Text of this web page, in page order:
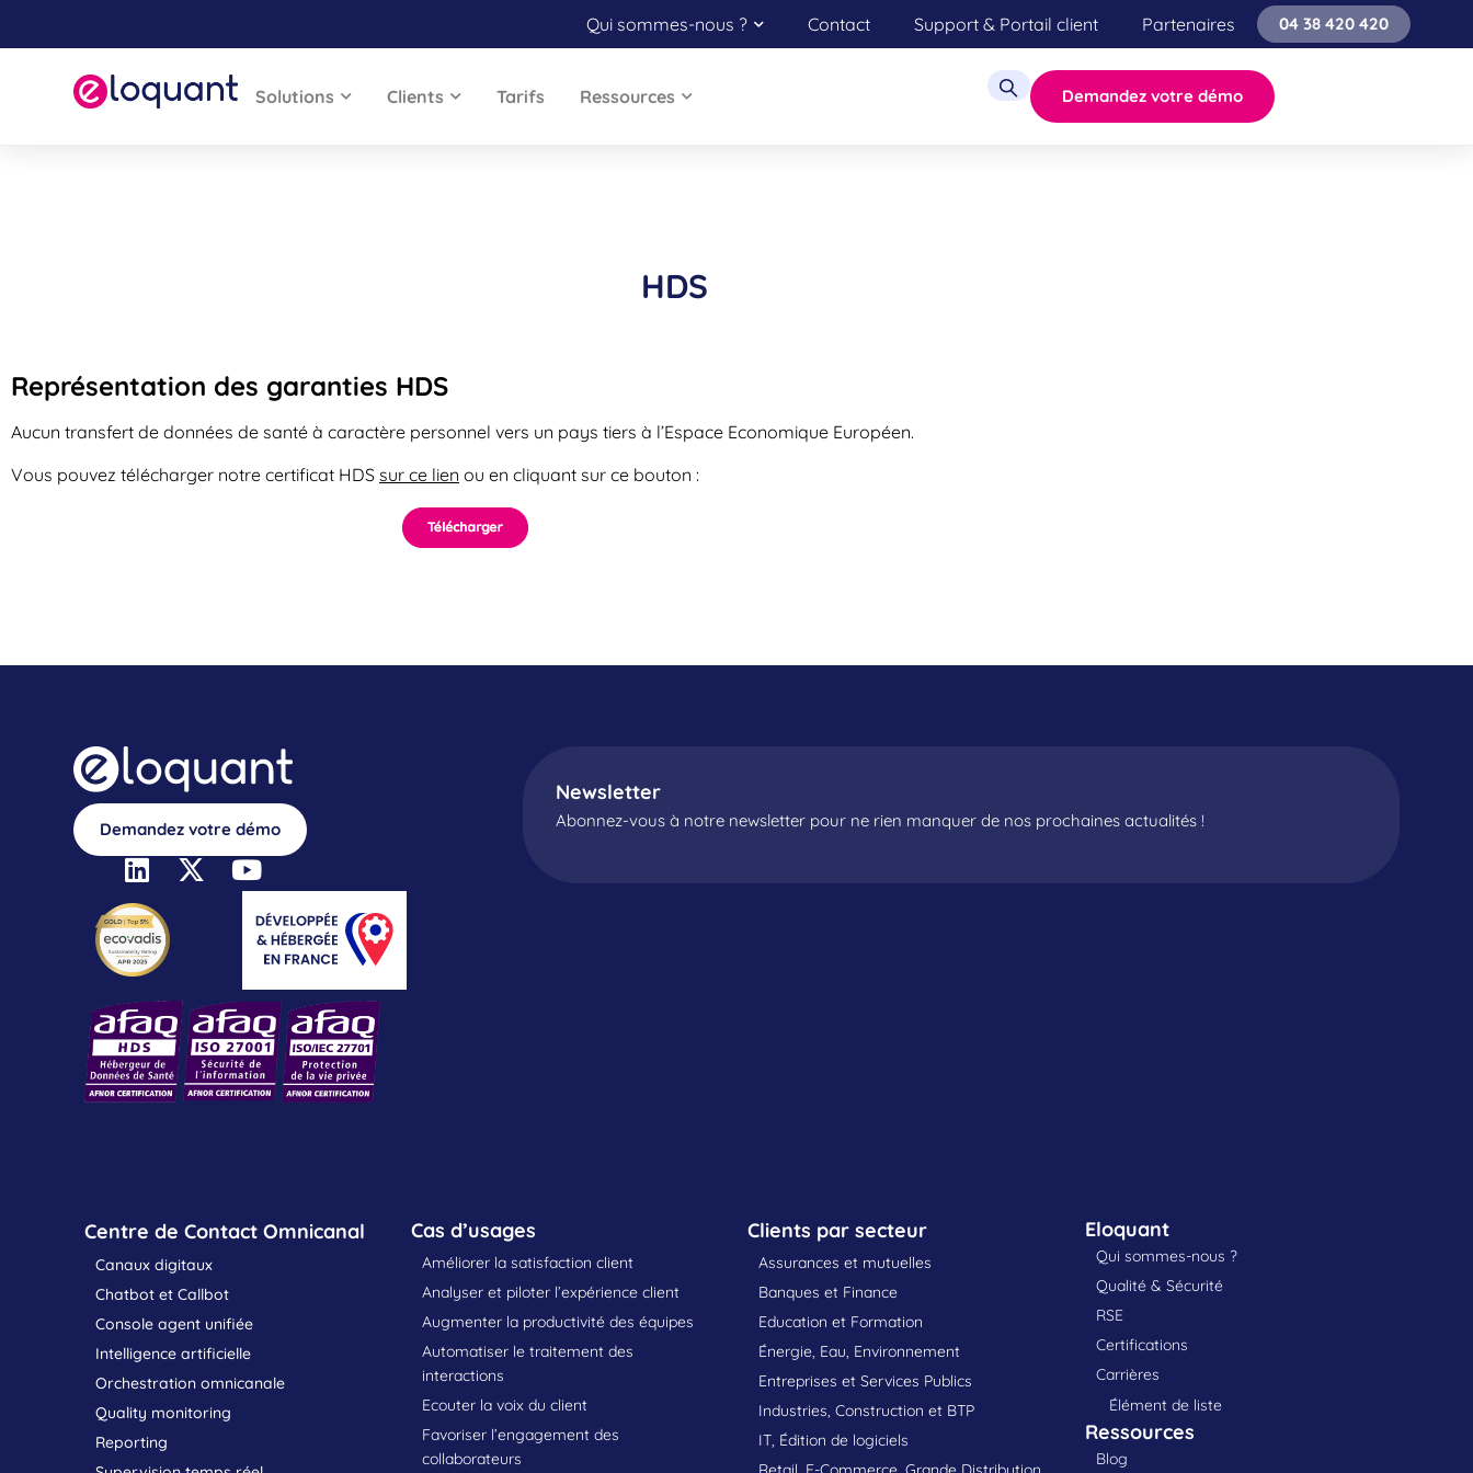
Qui sommes-nous ? Contact Support & Portail client Partenaires 04 38 420 420
Solutions Clients Tarifs Ressources Demandez votre démo
HDS
Représentation des garanties HDS
Aucun transfert de données de santé à caractère personnel vers un pays tiers à l’Espace Economique Européen.
Vous pouvez télécharger notre certificat HDS sur ce lien ou en cliquant sur ce bouton :
Demandez votre démo
Newsletter
Abonnez-vous à notre newsletter pour ne rien manquer de nos prochaines actualités !
Centre de Contact Omnicanal
Canaux digitaux
Chatbot et Callbot
Console agent unifiée
Intelligence artificielle
Orchestration omnicanale
Quality monitoring
Reporting
Cas d’usages
Améliorer la satisfaction client
Analyser et piloter l’expérience client
Augmenter la productivité des équipes
Automatiser le traitement des
interactions
Ecouter la voix du client
Favoriser l’engagement des
collaborateurs
Clients par secteur
Assurances et mutuelles
Banques et Finance
Education et Formation
Énergie, Eau, Environnement
Entreprises et Services Publics
Industries, Construction et BTP
IT, Édition de logiciels
Eloquant
Qui sommes-nous ?
Qualité & Sécurité
RSE
Certifications
Carrières
Élément de liste
Ressources
Blog